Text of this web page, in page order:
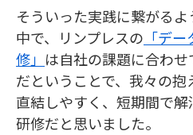
そういった実践に繋がる
中で、リンプレスの 「デ
修」 は自社の課題に合わ
だということで、我々の
直結しやすく、短期間で
研修だと思いました。